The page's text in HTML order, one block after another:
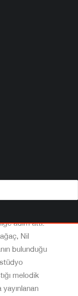
adım attı.
Nil
bulunduğu
stüdyo
melodik